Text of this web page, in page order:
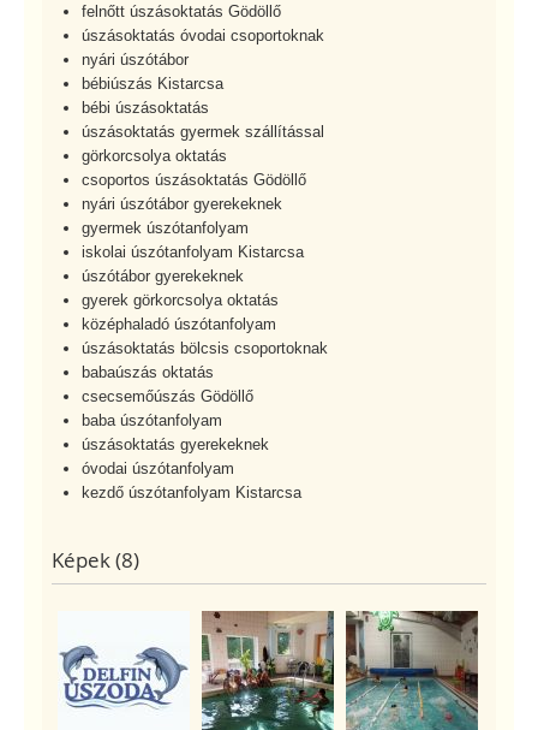
felnőtt úszásoktatás Gödöllő
úszásoktatás óvodai csoportoknak
nyári úszótábor
bébiúszás Kistarcsa
bébi úszásoktatás
úszásoktatás gyermek szállítással
görkorcsolya oktatás
csoportos úszásoktatás Gödöllő
nyári úszótábor gyerekeknek
gyermek úszótanfolyam
iskolai úszótanfolyam Kistarcsa
úszótábor gyerekeknek
gyerek görkorcsolya oktatás
középhaladó úszótanfolyam
úszásoktatás bölcsis csoportoknak
babaúszás oktatás
csecsemőúszás Gödöllő
baba úszótanfolyam
úszásoktatás gyerekeknek
óvodai úszótanfolyam
kezdő úszótanfolyam Kistarcsa
Képek (8)